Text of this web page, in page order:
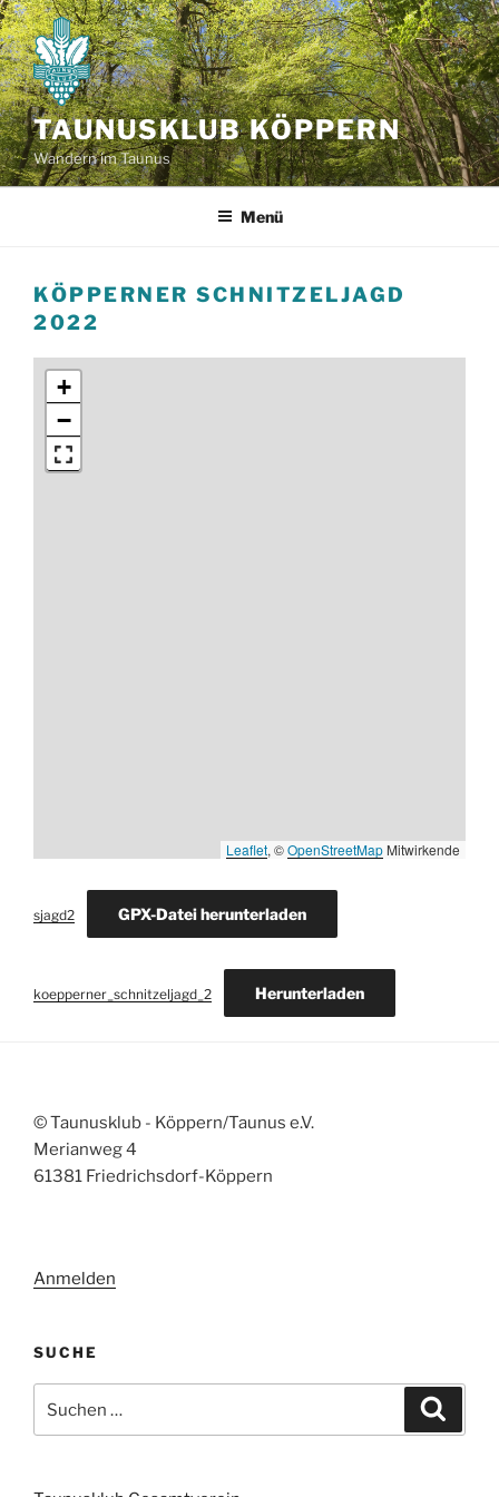
Zum
Inhalt
springen
TAUNUSKLUB KÖPPERN
Wandern im Taunus
Menü
KÖPPERNER SCHNITZELJAGD
2022
+
−
Leaflet, ©OpenStreetMap Mitwirkende
sjagd2 GPX-Datei herunterladen
koepperner_schnitzeljagd_2 Herunterladen
© Taunusklub - Köppern/Taunus e.V.
Merianweg 4
61381 Friedrichsdorf-Köppern
Anmelden
SUCHE
nach: